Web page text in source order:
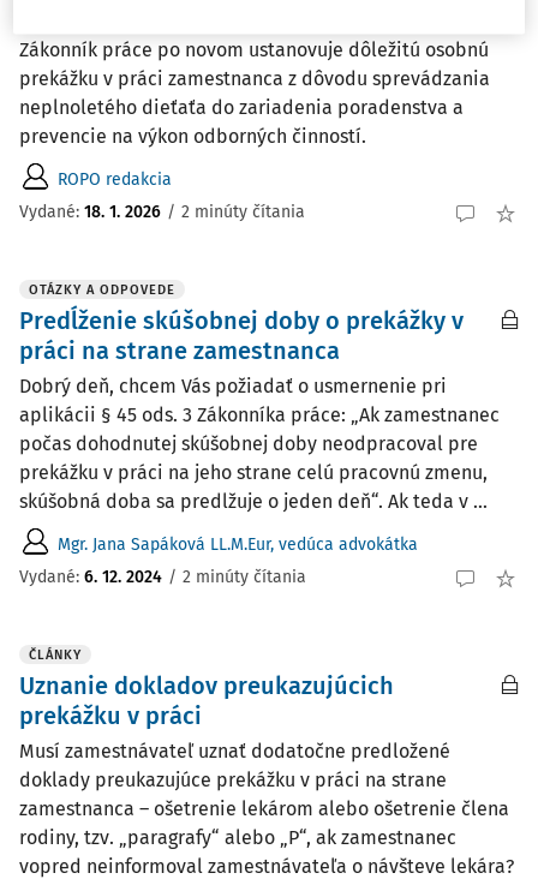
Zákonník práce po novom ustanovuje dôležitú osobnú
prekážku v práci zamestnanca z dôvodu sprevádzania
neplnoletého dieťaťa do zariadenia poradenstva a
prevencie na výkon odborných činností.
ROPO redakcia
Vydané: 18. 1. 2026 / 2 minúty čítania
OTÁZKY A ODPOVEDE
Predĺženie skúšobnej doby o prekážky v
práci na strane zamestnanca
Dobrý deň, chcem Vás požiadať o usmernenie pri
aplikácii § 45 ods. 3 Zákonníka práce: „Ak zamestnanec
počas dohodnutej skúšobnej doby neodpracoval pre
prekážku v práci na jeho strane celú pracovnú zmenu,
skúšobná doba sa predlžuje o jeden deň“. Ak teda v ...
Mgr. Jana Sapáková LL.M.Eur, vedúca advokátka
Vydané: 6. 12. 2024 / 2 minúty čítania
ČLÁNKY
Uznanie dokladov preukazujúcich
prekážku v práci
Musí zamestnávateľ uznať dodatočne predložené
doklady preukazujúce prekážku v práci na strane
zamestnanca – ošetrenie lekárom alebo ošetrenie člena
rodiny, tzv. „paragrafy“ alebo „P“, ak zamestnanec
vopred neinformoval zamestnávateľa o návšteve lekára?